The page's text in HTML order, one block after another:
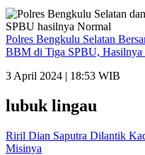
Polres Bengkulu Selatan
BBM di Tiga SPBU, Hasilnya
3 April 2024 | 18:53 WIB
lubuk lingau
Riril Dian Saputra Dilantik
Misinya